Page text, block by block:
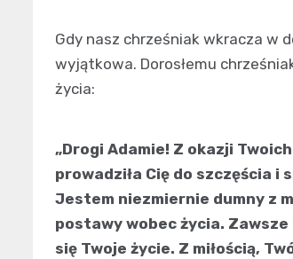
Gdy nasz chrześniak wkracza w
wyjątkowa. Dorosłemu
życia:
„Drogi Adamie! Z okazji
prowadziła Cię do szczęścia i
Jestem niezmiernie dumny z
postawy wobec życia.
się Twoje życie. Z miłością,